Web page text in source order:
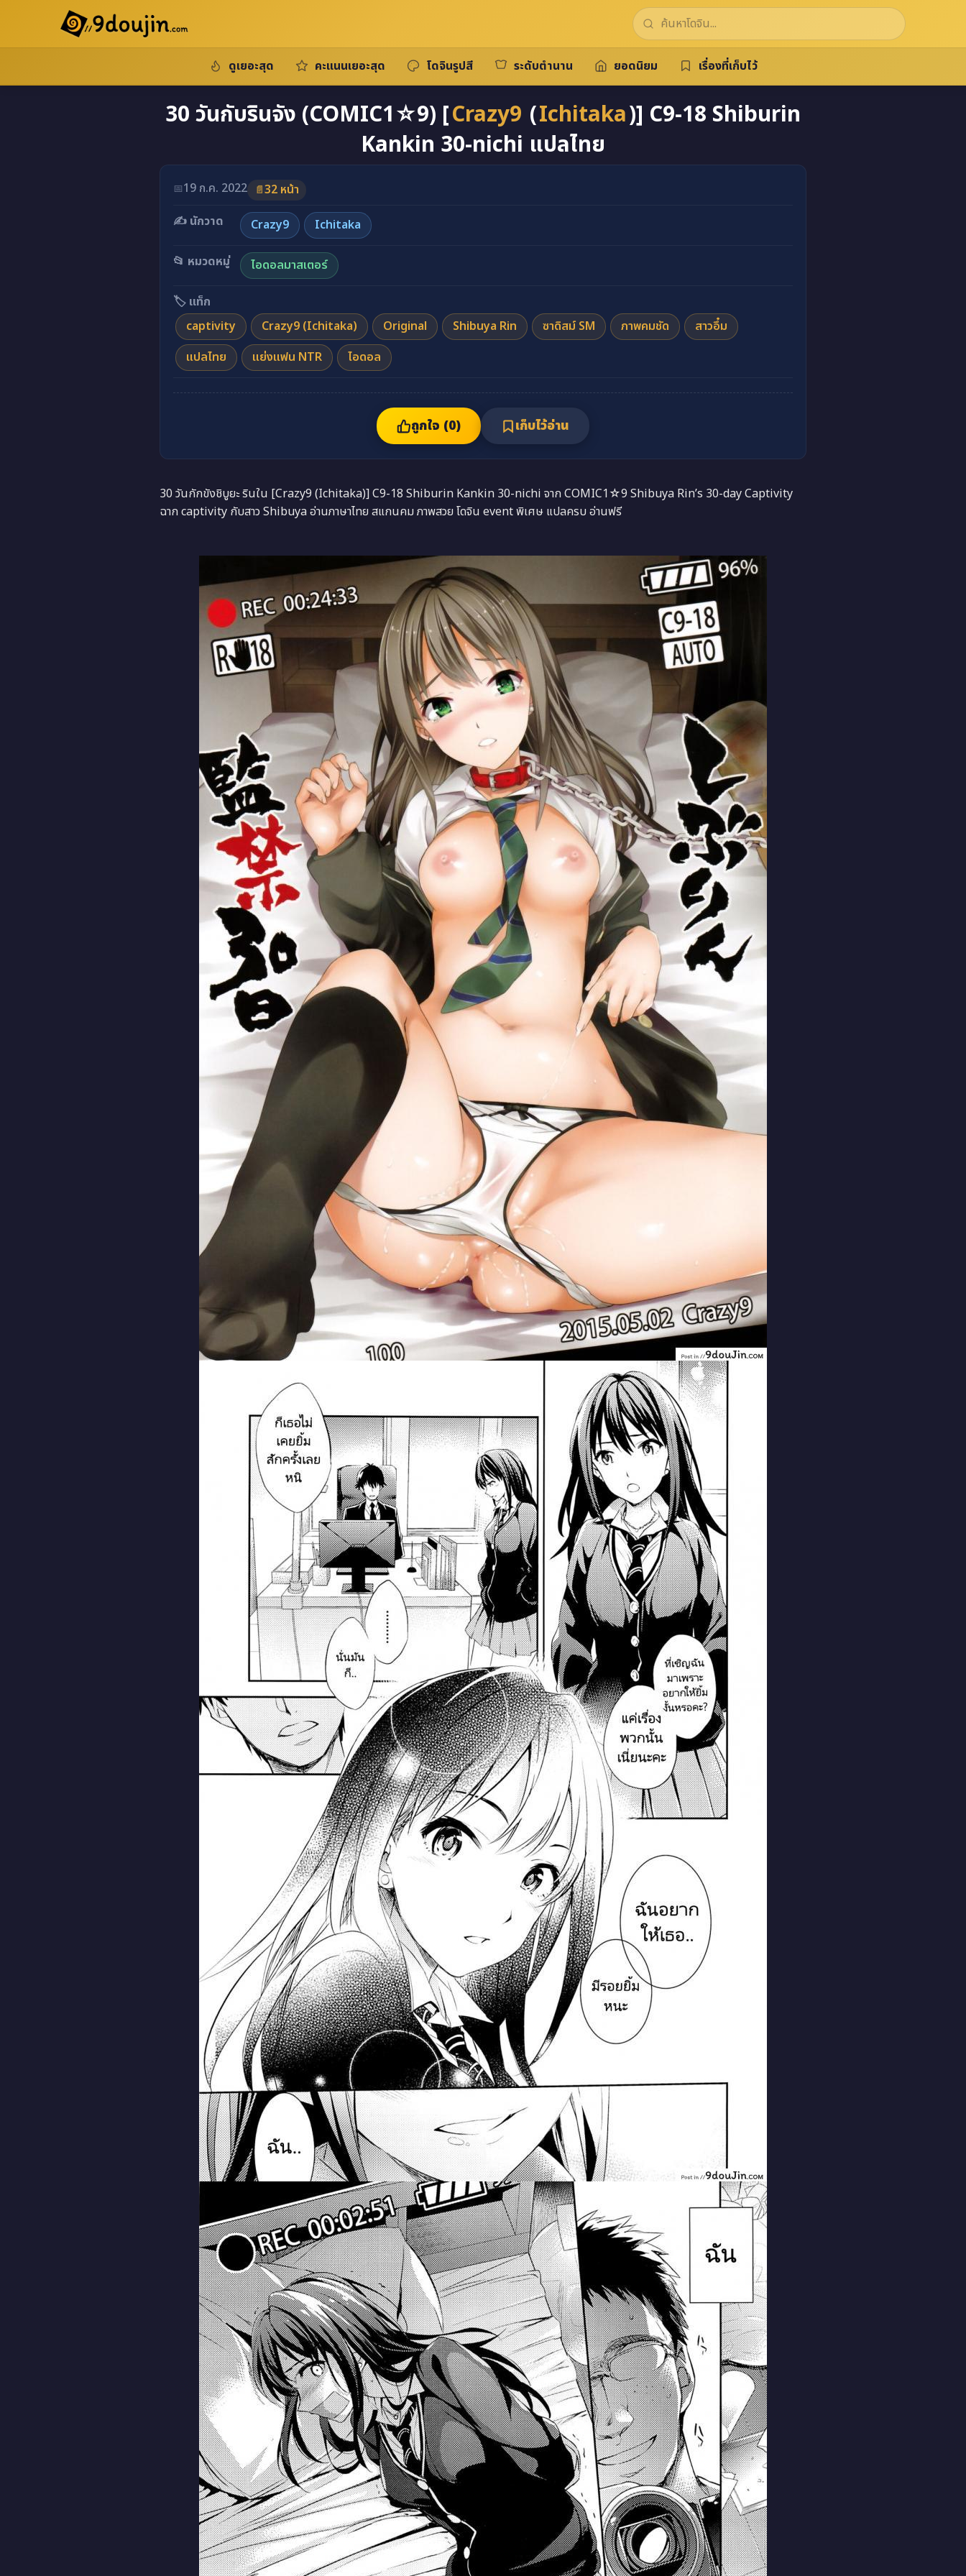
ดูเยอะสุด คะแนนเยอะสุด โดจินรูปสี ระดับตำนาน ยอดนิยม เรื่องที่เก็บไว้
30 วันกับรินจัง (COMIC1☆9) [Crazy9 (Ichitaka)] C9-18 Shiburin
Kankin 30-nichi แปลไทย
อ่านโดจินภาพสี 30 วันกับรินจัง (COMIC1☆9) [Crazy9 (Ichitaka)] C9-18 Shiburin Kankin 30-nichi แปลไทย แปลไทย มังงะแปลไทย
📅19 ก.ค. 2022 📄32 หน้า
✍️ นักวาด
Crazy9 Ichitaka
📂 หมวดหมู่ ไอดอลมาสเตอร์
🏷️ แท็ก
captivity
Crazy9 (Ichitaka) Original Shibuya Rin ซาดิสม์ SM ภาพคมชัด
สาวอึ๋ม
แปลไทย
แย่งแฟน NTR ไอดอล
ถูกใจ (0) เก็บไว้อ่าน
30 วันกักขังชิบูยะ รินใน [Crazy9 (Ichitaka)] C9-18 Shiburin Kankin 30-nichi จาก COMIC1☆9 Shibuya Rin’s 30-day Captivity
ฉาก captivity กับสาว Shibuya อ่านภาษาไทย สแกนคม ภาพสวย โดจิน event พิเศษ แปลครบ อ่านฟรี